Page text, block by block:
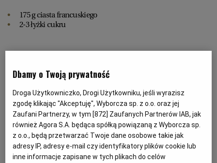
TORUŃ
TRÓJMIASTO
WAŁBRZYCH
WARSZAWA
175 g ciasta francuskiego
2-3 łyżki cukru
Krem śmietankowy:
90 g miękkiego masła
90 g serka śmietankowego
125 g cukru pudru
świeże owoce leśne (truskawki, maliny, jagody itp.)
dodatkowy cukier puder
Dbamy o Twoją prywatność
Droga Użytkowniczko, Drogi Użytkowniku, jeśli wyrazisz
zgodę klikając "Akceptuję", Wyborcza sp. z o.o. oraz jej
Zaufani Partnerzy, w tym [872] Zaufanych Partnerów IAB, jak
również Agora S.A. będąca spółką powiązaną z Wyborcza sp.
z o.o., będą przetwarzać Twoje dane osobowe takie jak
adresy IP, adresy e-mail czy identyfikatory plików cookie lub
inne informacje zapisane w tych plikach do celów